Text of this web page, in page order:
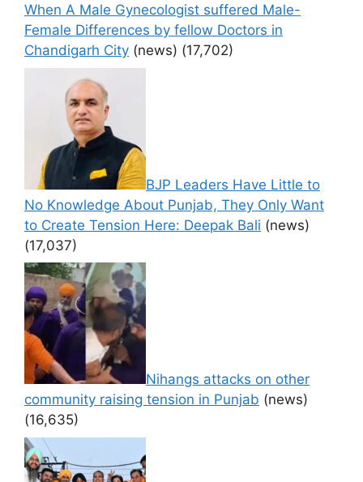
When A Male Gynecologist suffered Male-
Female Differences by fellow Doctors in
Chandigarh City (news) (17,702)
BJP Leaders Have Little to
No Knowledge About Punjab, They Only Want
to Create Tension Here: Deepak Bali (news)
(17,037)
Nihangs attacks on other
community raising tension in Punjab (news)
(16,635)